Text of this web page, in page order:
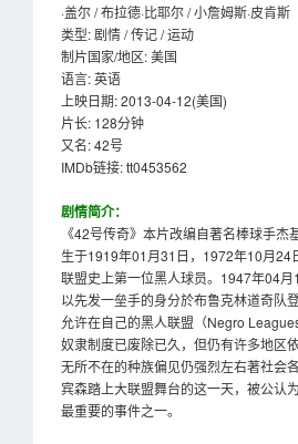
·盖尔 / 布拉德·比耶尔 / 小詹姆斯·皮肯斯
类型: 剧情 / 传记 / 运动
制片国家/地区: 美国
语言: 英语
上映日期: 2013-04-12(美国)
片长: 128分钟
又名: 42号
IMDb链接: tt0453562
剧情简介：
《42号传奇》本片改编自著名棒球手杰
生于1919年01月31日，1972年10月24
联盟史上第一位黑人球员。1947年04
以先发一垒手的身分於布鲁克林道奇队
允许在自己的黑人联盟（Negro
奴隶制度已废除已久，但仍有许多地区
无所不在的种族偏见仍强烈左右著社会
宾森踏上大联盟舞台的这一天，被公认
最重要的事件之一。